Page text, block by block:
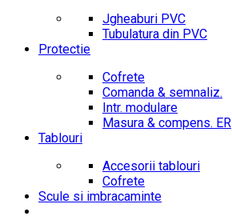
Jgheaburi PVC
Tubulatura din PVC
Protectie
Cofrete
Comanda & semnaliz.
Intr. modulare
Masura & compens. ER
Tablouri
Accesorii tablouri
Cofrete
Scule si imbracaminte